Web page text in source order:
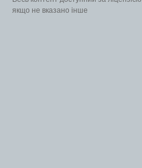
якщо не вказано інше